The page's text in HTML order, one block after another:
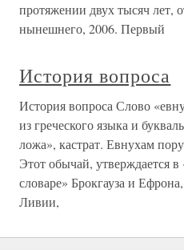
протяжении двух тысяч лет,
нынешнего, 2006. Первый
История вопроса
История вопроса Слово
из греческого языка и
ложа», кастрат. Евнухам
Этот обычай, утверждается
словаре» Брокгауза и
Ливии,